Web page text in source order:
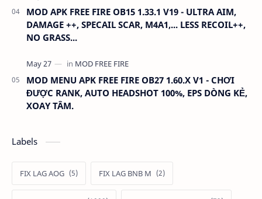
MOD APK FREE FIRE OB15 1.33.1 V19 - ULTRA AIM,
DAMAGE ++, SPECAIL SCAR, M4A1,... LESS RECOIL++,
NO GRASS...
MOD MENU APK FREE FIRE OB27 1.60.X V1 - CHƠI
ĐƯỢC RANK, AUTO HEADSHOT 100%, EPS DÒNG KẺ,
XOAY TÂM.
Labels
FIX LAG AOG FIX LAG BNB M